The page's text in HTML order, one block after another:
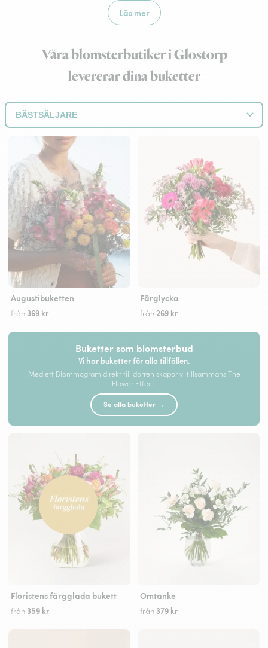
Läs mer
Våra blomsterbutiker i Glostorp
levererar dina buketter
Augustibuketten
från 369 kr
Färglycka
från 269 kr
Buketter som blomsterbud
Vi har buketter för alla tillfällen.
Med ett Blommogram direkt till dörren skapar vi tillsammans The
Flower Effect.
Se alla buketter →
Floristens färgglada bukett
från 359 kr
Omtanke
från 379 kr